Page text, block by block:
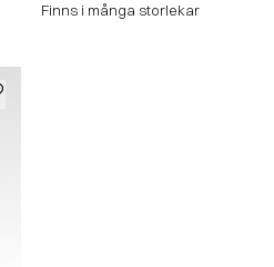
Finns i många storlekar